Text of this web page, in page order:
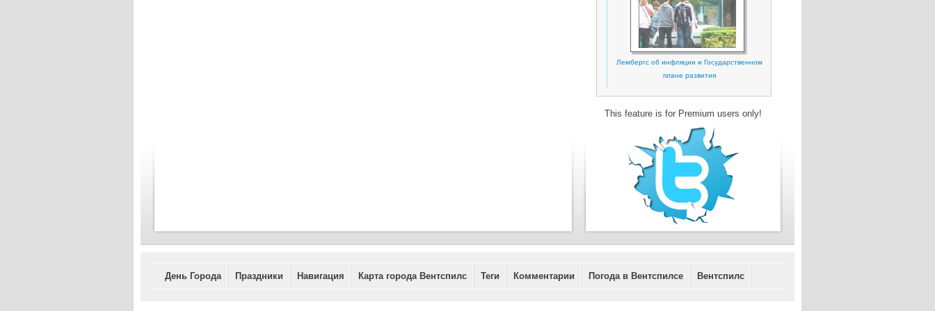
Лембергс об инфляции и Государственном
плане развития
This feature is for Premium users only!
День Города Праздники Навигация Карта города Вентспилс Теги Комментарии Погода в Вентспилсе Вентспилс